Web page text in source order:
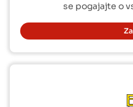
se pogajajte o